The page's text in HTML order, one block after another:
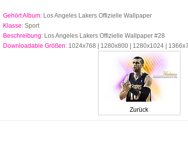
Gehört Album: Los Angeles Lakers Offizielle Wallpaper
Klasse: Sport
Beschreibung: Los Angeles Lakers Offizielle Wallpaper #28
Downloadable Größen: 1024x768 | 1280x800 | 1280x1024 |
Zurück